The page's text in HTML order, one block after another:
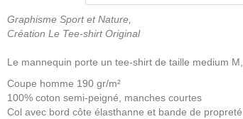
Graphisme Sport et Nature,
Création Le Tee-shirt Original
Le mannequin porte un tee-shirt de taille medium
Coupe homme 190 gr/m²
100% coton semi-peigné, manches courtes
Col avec bord côte élasthanne et bande de propreté